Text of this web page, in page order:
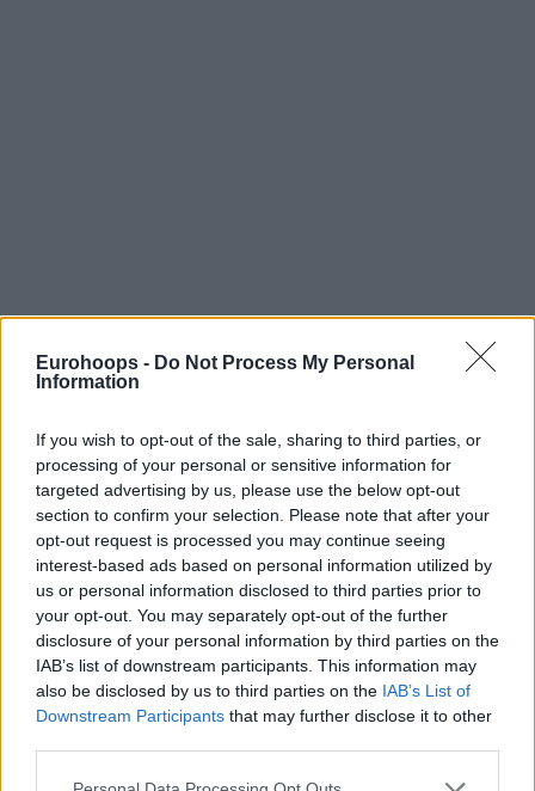
Eurohoops - Do Not Process My Personal
Information
If you wish to opt-out of the sale, sharing to third parties, or
processing of your personal or sensitive information for
targeted advertising by us, please use the below opt-out
section to confirm your selection. Please note that after your
opt-out request is processed you may continue seeing
interest-based ads based on personal information utilized by
us or personal information disclosed to third parties prior to
your opt-out. You may separately opt-out of the further
disclosure of your personal information by third parties on the
IAB’s list of downstream participants. This information may
also be disclosed by us to third parties on the IAB’s List of
Downstream Participants that may further disclose it to other
Please note that this website/app uses one or more Google
Αναλυτικά ΕΔΩ τα στατιστικά της αναμέτρησης
Η εξέλιξη του αγώνα
Λιθουανική ώθηση
Ο Γκουντάιτις ήταν στο βασικό σχήμα αντί τουΠαπαγιάννη
και δικαίωσε άμεσα τον κόουτς Σερέλη, με έξι πόντους στο
τρίλεπτο, για το 9-0 των γηπεδούχων. Το Περιστέρι
απάντησε μειώνοντας σε 12-7 στο 5΄, με επτά πόντους του
Φρανσίσκο, πριν όμως χρεωθεί με το τρίτο φάουλ του
νωρίς-νωρίς, κάτι που αποσυντόνισε τους
φιλοξενούμενους… Οι «πράσινοι» έδειχναν πιο ορεξάτοι